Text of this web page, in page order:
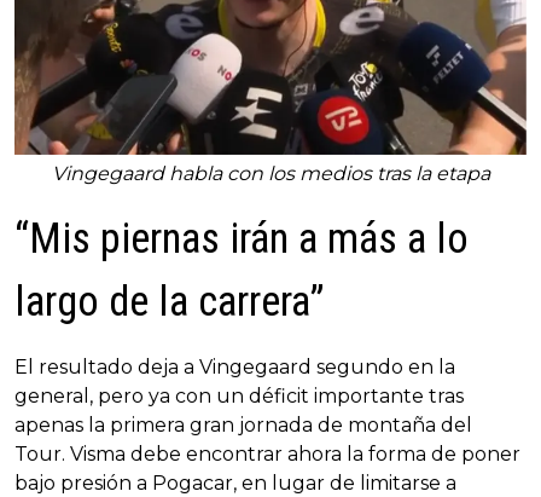
Vingegaard habla con los medios tras la etapa
“Mis piernas irán a más a lo
largo de la carrera”
El resultado deja a Vingegaard segundo en la
general, pero ya con un déficit importante tras
apenas la primera gran jornada de montaña del
Tour. Visma debe encontrar ahora la forma de poner
bajo presión a Pogacar, en lugar de limitarse a